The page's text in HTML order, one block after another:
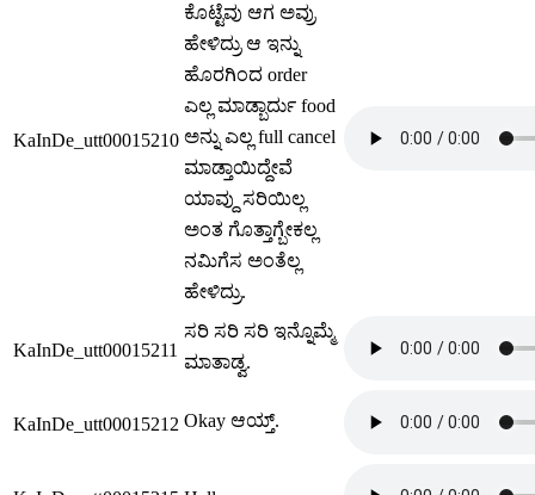
KaInDe_utt00015210
ಕೊಟ್ಟೆವು ಆಗ ಅವ್ರು
ಹೇಳಿದ್ರು ಆ ಇನ್ನು
ಹೊರಗಿಂದ order
ಎಲ್ಲ ಮಾಡ್ಬಾರ್ದು food
ಅನ್ನು ಎಲ್ಲ full cancel
ಮಾಡ್ತಾಯಿದ್ದೇವೆ
ಯಾವ್ದು ಸರಿಯಿಲ್ಲ
ಅಂತ ಗೊತ್ತಾಗ್ಬೇಕಲ್ಲ
ನಮಿಗೆಸ ಅಂತೆಲ್ಲ
ಹೇಳಿದ್ರು.
KaInDe_utt00015211
ಸರಿ ಸರಿ ಸರಿ ಇನ್ನೊಮ್ಮೆ
ಮಾತಾಡ್ವ.
KaInDe_utt00015212 Okay ಆಯ್ತ್.